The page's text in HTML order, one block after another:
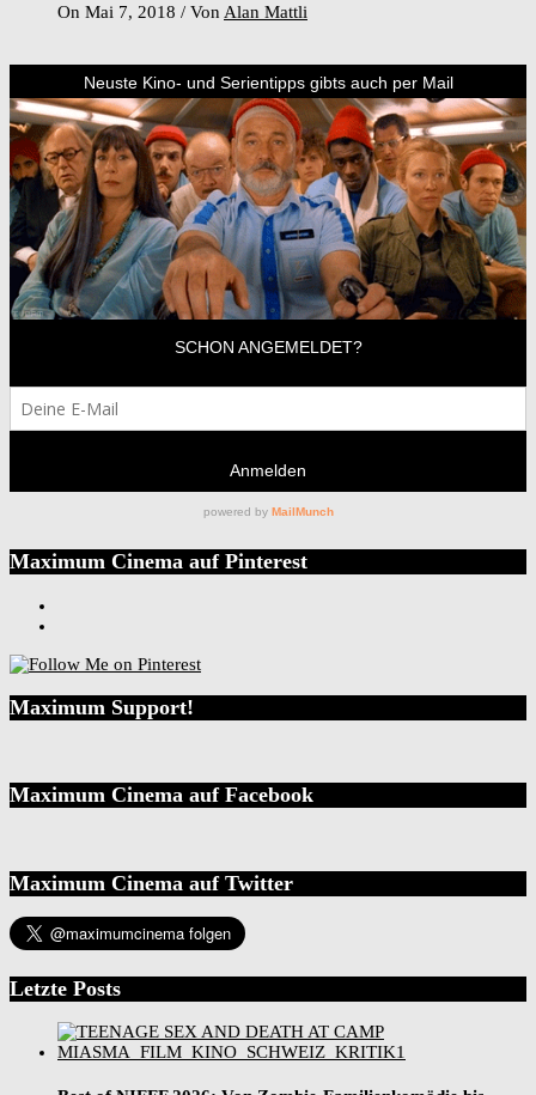
On Mai 7, 2018 / Von Alan Mattli
Maximum Cinema auf Pinterest
Maximum Support!
Maximum Cinema auf Facebook
Maximum Cinema auf Twitter
Letzte Posts